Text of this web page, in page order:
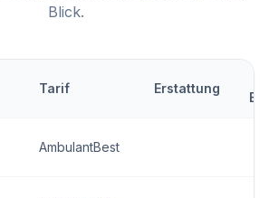
Blick.
Tarif Erstattung
AmbulantBest